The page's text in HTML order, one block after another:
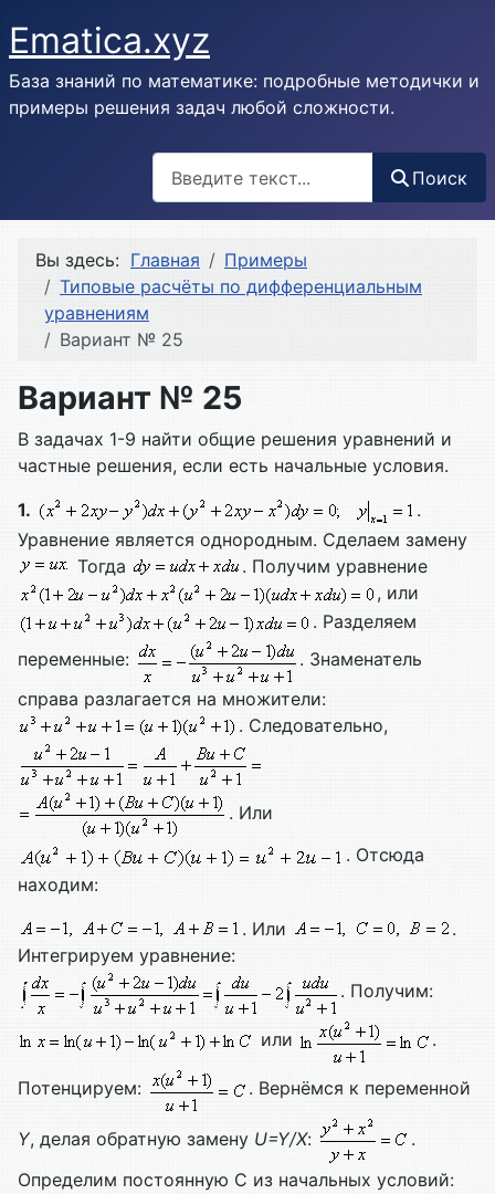
Ematica.xyz
База знаний по математике: подробные методички и
примеры решения задач любой сложности.
Поиск
Вы здесь: Главная
Примеры
Типовые расчёты по дифференциальным
уравнениям
Вариант № 25
Вариант № 25
В задачах 1-9 найти общие решения уравнений и
частные решения, если есть начальные условия.
1.
.
Уравнение является однородным. Сделаем замену
Тогда
. Получим уравнение
, или
. Разделяем
переменные:
. Знаменатель
справа разлагается на множители:
. Следовательно,
. Или
. Отсюда
находим:
. Или
.
Интегрируем уравнение:
. Получим:
или .
Потенцируем: . Вернёмся к переменной
Y, делая обратную замену U=Y/X:
.
Определим постоянную С из начальных условий: